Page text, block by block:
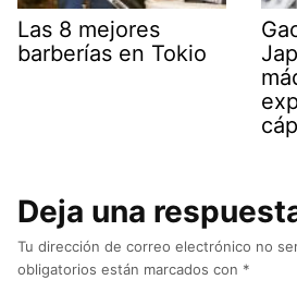
Las 8 mejores
barberías en Tokio
Deja una
Tu dirección de correo electrónico no
obligatorios están marcados con *